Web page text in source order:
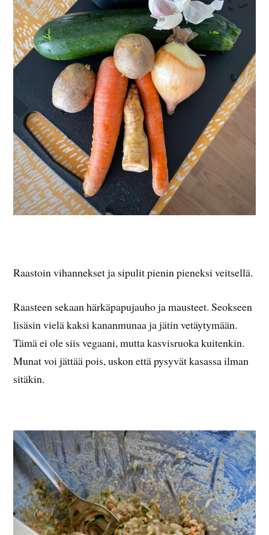
Raastoin vihannekset ja sipulit pienin pieneksi veitsellä.
Raasteen sekaan härkäpapujauho ja mausteet. Seokseen
lisäsin vielä kaksi kananmunaa ja jätin vetäytymään.
Tämä ei ole siis vegaani, mutta kasvisruoka kuitenkin.
Munat voi jättää pois, uskon että pysyvät kasassa ilman
sitäkin.